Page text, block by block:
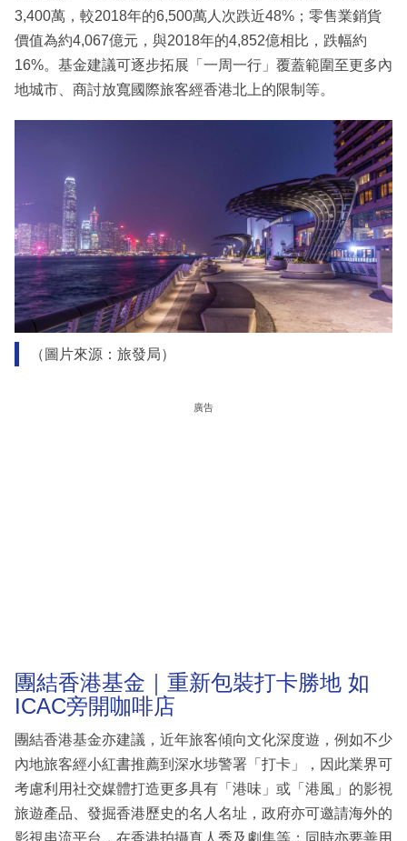
3,400萬，較2018年的6,500萬人次跌近48%；零售業銷貨
價值為約4,067億元，與2018年的4,852億相比，跌幅約
16%。基金建議可逐步拓展「一周一行」覆蓋範圍至更多內
地城市、商討放寬國際旅客經香港北上的限制等。
（圖片來源：旅發局）
廣告
團結香港基金｜重新包裝打卡勝地 如
ICAC旁開咖啡店
團結香港基金亦建議，近年旅客傾向文化深度遊，例如不少
內地旅客經小紅書推薦到深水埗警署「打卡」，因此業界可
考慮利用社交媒體打造更多具有「港味」或「港風」的影視
旅遊產品、發掘香港歷史的名人名址，政府亦可邀請海外的
影視串流平台，在香港拍攝真人秀及劇集等；同時亦要善用